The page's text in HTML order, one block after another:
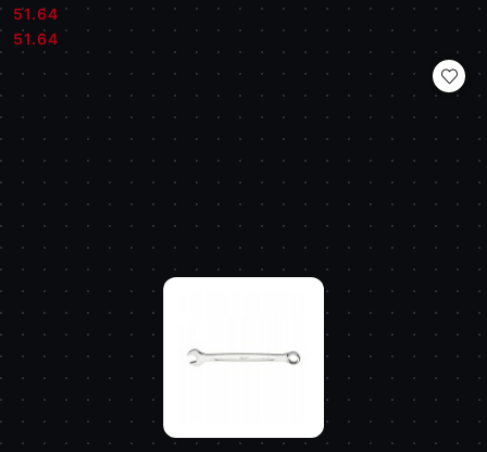
Cena:
51.64
Cena:
51.64